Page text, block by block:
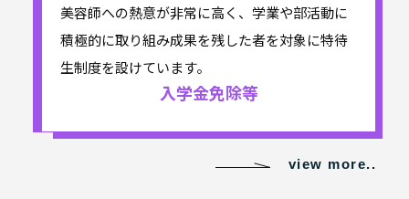
美容師への熱意が非常に高く、学業や部活動に
積極的に取り組み成果を残した者を対象に特待
生制度を設けています。
入学金免除等
view more..